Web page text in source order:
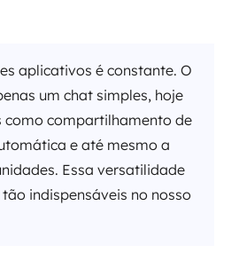
aplicativos é constante. O
um chat simples, hoje
como compartilhamento de
e até mesmo a
Essa versatilidade
indispensáveis no nosso